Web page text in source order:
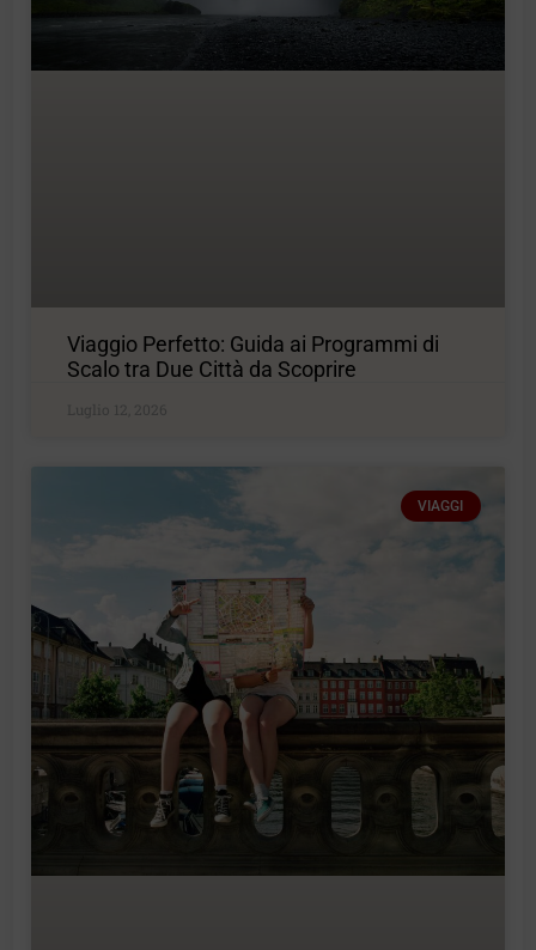
Viaggio Perfetto: Guida ai Programmi di
Scalo tra Due Città da Scoprire
Luglio 12, 2026
VIAGGI